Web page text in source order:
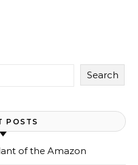
Search
POSTS
of the Amazon